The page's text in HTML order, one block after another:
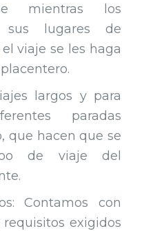
mientras los
sus lugares de
viaje se les haga
largos y para
paradas
que hacen que se
de viaje del
Contamos con
exigidos